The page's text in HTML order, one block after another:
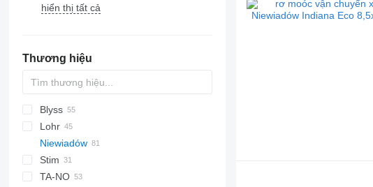
hiển thị tất cả
Thương hiệu
Blyss
Jupiter
A Transporter
Race Transporter
T Transporter
Lohr
Eurolohr
Maxilohr
Niewiadów
N-series
Pegasus
Stim
TA-NO